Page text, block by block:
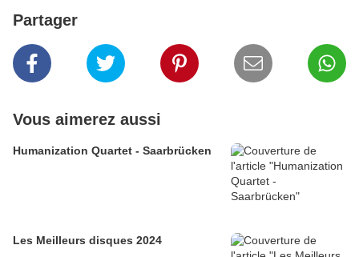
Partager
Vous aimerez aussi
Humanization Quartet - Saarbrücken
Les Meilleurs disques 2024